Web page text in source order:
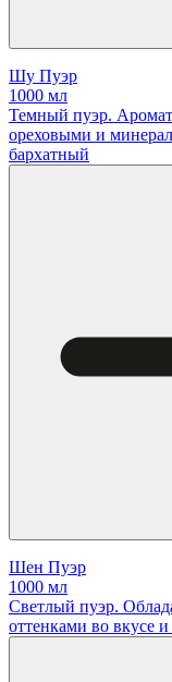
Шу Пуэр
1000 мл
Темный пуэр.
ореховыми и
бархатный
Шен Пуэр
1000 мл
Светлый пуэр.
оттенками во вкусе